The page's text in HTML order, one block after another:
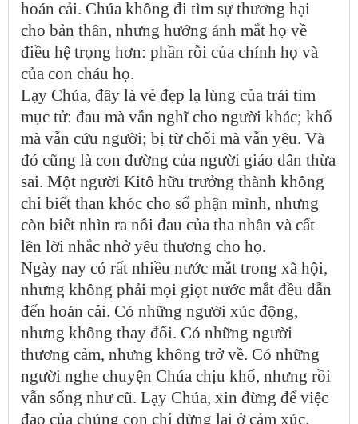
hoán cải. Chúa không đi tìm sự thương hại
cho bản thân, nhưng hướng ánh mắt họ về
điều hệ trọng hơn: phần rỗi của chính họ và
của con cháu họ.
Lạy Chúa, đây là vẻ đẹp lạ lùng của trái tim
mục tử: đau mà vẫn nghĩ cho người khác; khổ
mà vẫn cứu người; bị từ chối mà vẫn yêu. Và
đó cũng là con đường của người giáo dân thừa
sai. Một người Kitô hữu trưởng thành không
chỉ biết than khóc cho số phận mình, nhưng
còn biết nhìn ra nỗi đau của tha nhân và cất
lên lời nhắc nhở yêu thương cho họ.
Ngày nay có rất nhiều nước mắt trong xã hội,
nhưng không phải mọi giọt nước mắt đều dẫn
đến hoán cải. Có những người xúc động,
nhưng không thay đổi. Có những người
thương cảm, nhưng không trở về. Có những
người nghe chuyện Chúa chịu khổ, nhưng rồi
vẫn sống như cũ. Lạy Chúa, xin đừng để việc
đạo của chúng con chỉ dừng lại ở cảm xúc.